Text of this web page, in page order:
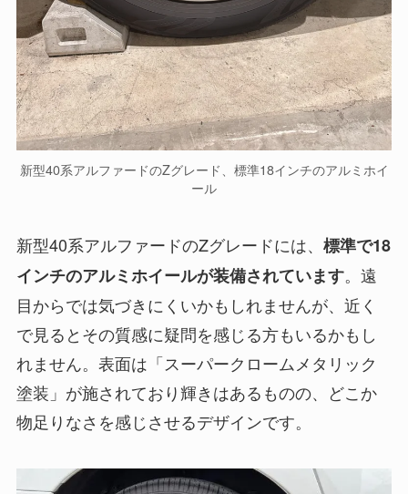
新型40系アルファードのZグレード、標準18インチのアルミホイ
ール
新型40系アルファードのZグレードには、 標準で18
インチのアルミホイールが装備されています。遠
目からでは気づきにくいかもしれませんが、近く
で見るとその質感に疑問を感じる方もいるかもし
れません。表面は「スーパークロームメタリック
塗装」が施されており輝きはあるものの、どこか
物足りなさを感じさせるデザインです。